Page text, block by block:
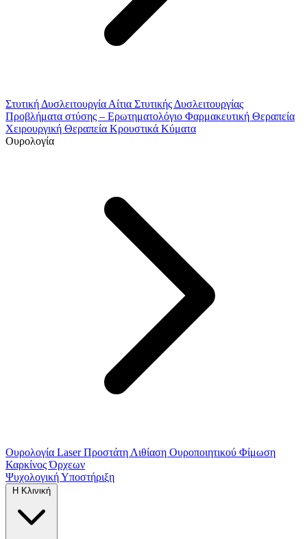
Στυτική Δυσλειτουργία Αίτια Στυτικής Δυσλειτουργίας
Προβλήματα στύσης – Ερωτηματολόγιο Φαρμακευτική Θεραπεία
Χειρουργική Θεραπεία Κρουστικά Κύματα
Ουρολογία
Ουρολογία Laser Προστάτη Λιθίαση Ουροποιητικού Φίμωση
Καρκίνος Όρχεων
Ψυχολογική Υποστήριξη
Η Κλινική